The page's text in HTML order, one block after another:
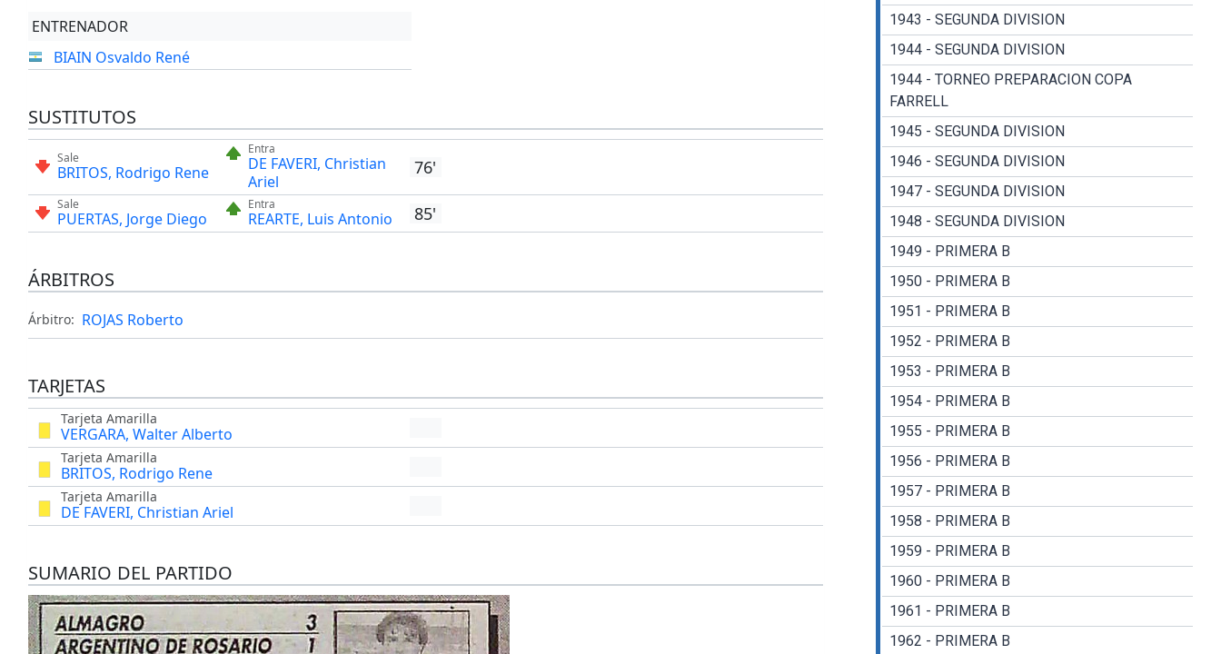
ENTRENADOR
BIAIN Osvaldo René
SUSTITUTOS
Sale
BRITOS, Rodrigo Rene
Entra
DE FAVERI, Christian
Ariel
76'
Sale
PUERTAS, Jorge Diego
Entra
REARTE, Luis Antonio 85'
ÁRBITROS
Árbitro: ROJAS Roberto
TARJETAS
Tarjeta Amarilla
VERGARA, Walter Alberto
Tarjeta Amarilla
BRITOS, Rodrigo Rene
Tarjeta Amarilla
DE FAVERI, Christian Ariel
SUMARIO DEL PARTIDO
1943 - SEGUNDA DIVISION
1944 - SEGUNDA DIVISION
1944 - TORNEO PREPARACION COPA
FARRELL
1945 - SEGUNDA DIVISION
1946 - SEGUNDA DIVISION
1947 - SEGUNDA DIVISION
1948 - SEGUNDA DIVISION
1949 - PRIMERA B
1950 - PRIMERA B
1951 - PRIMERA B
1952 - PRIMERA B
1953 - PRIMERA B
1954 - PRIMERA B
1955 - PRIMERA B
1956 - PRIMERA B
1957 - PRIMERA B
1958 - PRIMERA B
1959 - PRIMERA B
1960 - PRIMERA B
1961 - PRIMERA B
1962 - PRIMERA B